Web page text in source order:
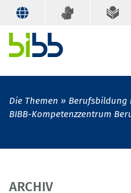
Die Themen
BIBB-Kompetenzzentrum
ARCHIV